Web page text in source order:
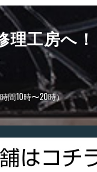
工房へ！
間10時〜20時）